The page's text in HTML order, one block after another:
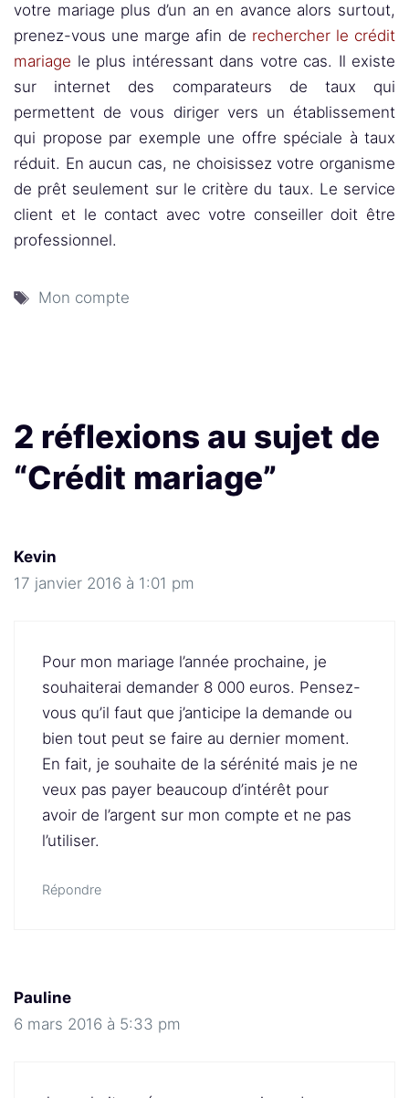
votre mariage plus d’un an en avance alors surtout,
prenez-vous une marge afin de rechercher le crédit
mariage le plus intéressant dans votre cas. Il existe
sur internet des comparateurs de taux qui
permettent de vous diriger vers un établissement
qui propose par exemple une offre spéciale à taux
réduit. En aucun cas, ne choisissez votre organisme
de prêt seulement sur le critère du taux. Le service
client et le contact avec votre conseiller doit être
professionnel.
Étiquettes
Mon compte
2 réflexions au sujet de
“Crédit mariage”
Kevin
17 janvier 2016 à 1:01 pm
Pour mon mariage l’année prochaine, je
souhaiterai demander 8 000 euros. Pensez-
vous qu’il faut que j’anticipe la demande ou
bien tout peut se faire au dernier moment.
En fait, je souhaite de la sérénité mais je ne
veux pas payer beaucoup d’intérêt pour
avoir de l’argent sur mon compte et ne pas
l’utiliser.
Répondre
Pauline
6 mars 2016 à 5:33 pm